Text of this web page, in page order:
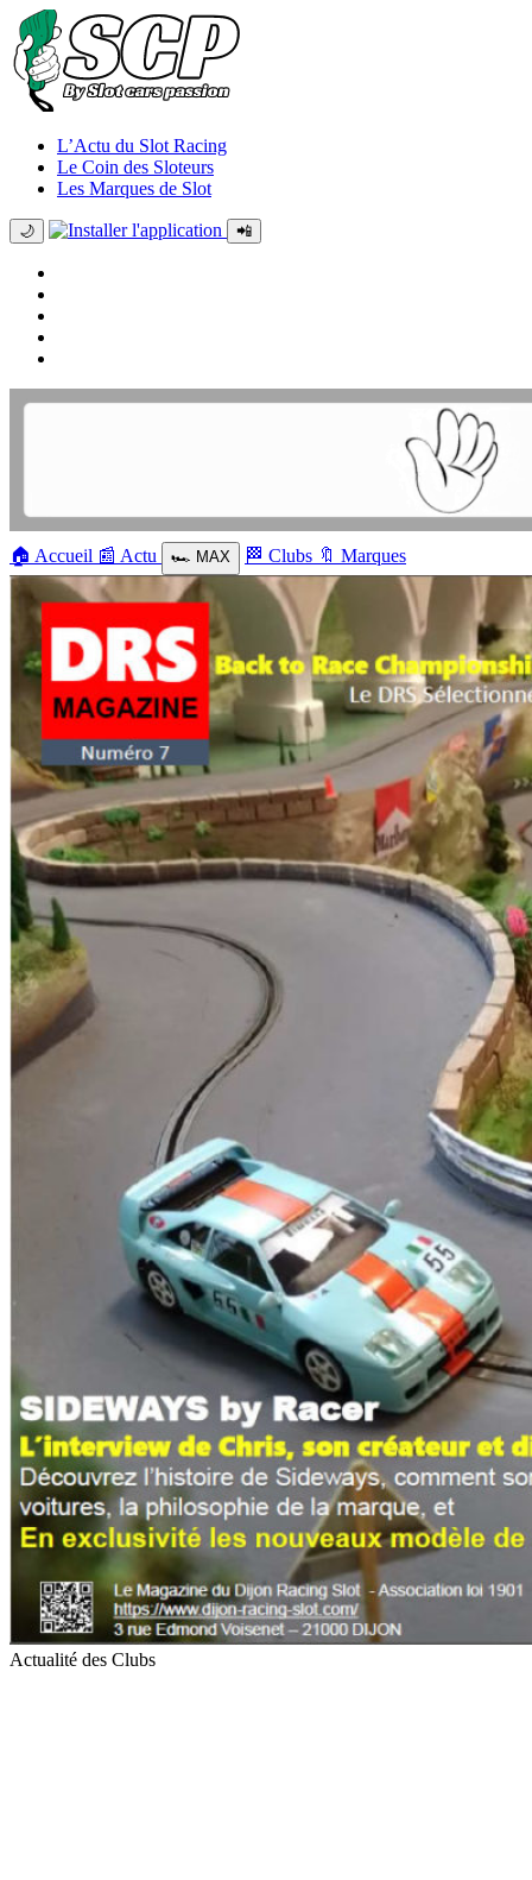
L’Actu du Slot Racing
Le Coin des Sloteurs
Les Marques de Slot
🌙 📲
🏠 Accueil 📰 Actu 🏎️ MAX 🏁 Clubs 🔖 Marques
Actualité des Clubs